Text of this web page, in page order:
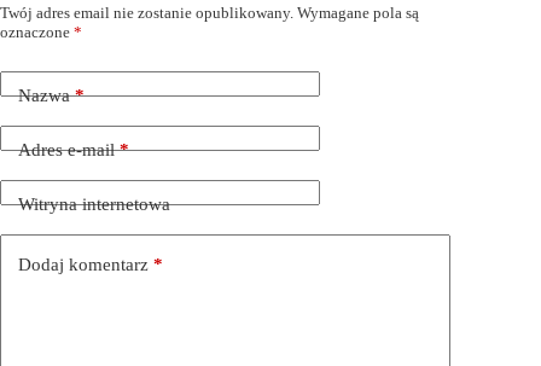
Twój adres email nie zostanie opublikowany. Wymagane pola są
oznaczone *
Nazwa*
Adres e-mail*
Witryna internetowa
Dodaj komentarz *